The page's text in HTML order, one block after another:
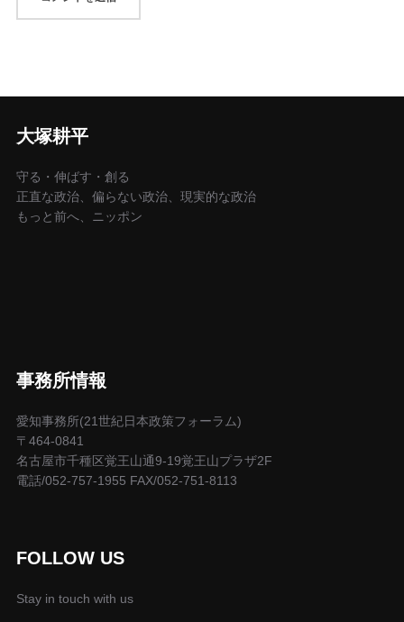
大塚耕平
守る・伸ばす・創る
正直な政治、偏らない政治、現実的な政治
もっと前へ、ニッポン
事務所情報
愛知事務所(21世紀日本政策フォーラム)
〒464-0841
名古屋市千種区覚王山通9-19覚王山プラザ2F
電話/052-757-1955 FAX/052-751-8113
FOLLOW US
Stay in touch with us